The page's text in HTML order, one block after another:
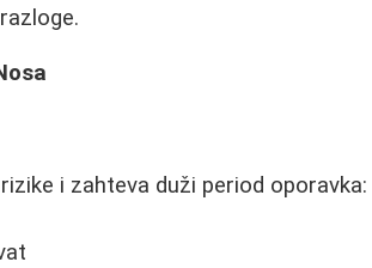
i zahteva duži period oporavka: